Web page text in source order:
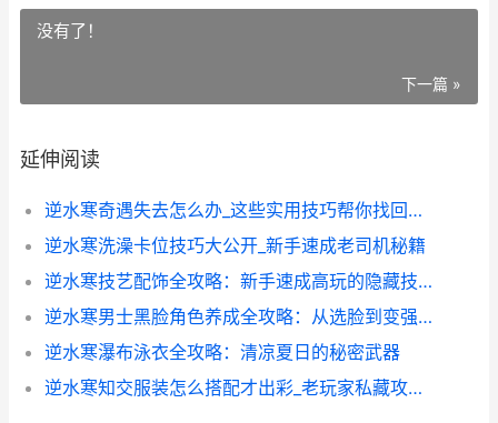
没有了！
下一篇 »
延伸阅读
逆水寒奇遇失去怎么办_这些实用技巧帮你找回重要剧情
逆水寒洗澡卡位技巧大公开_新手速成老司机秘籍
逆水寒技艺配饰全攻略：新手速成高玩的隐藏技巧
逆水寒男士黑脸角色养成全攻略：从选脸到变强的秘密
逆水寒瀑布泳衣全攻略：清凉夏日的秘密武器
逆水寒知交服装怎么搭配才出彩_老玩家私藏攻略大公开